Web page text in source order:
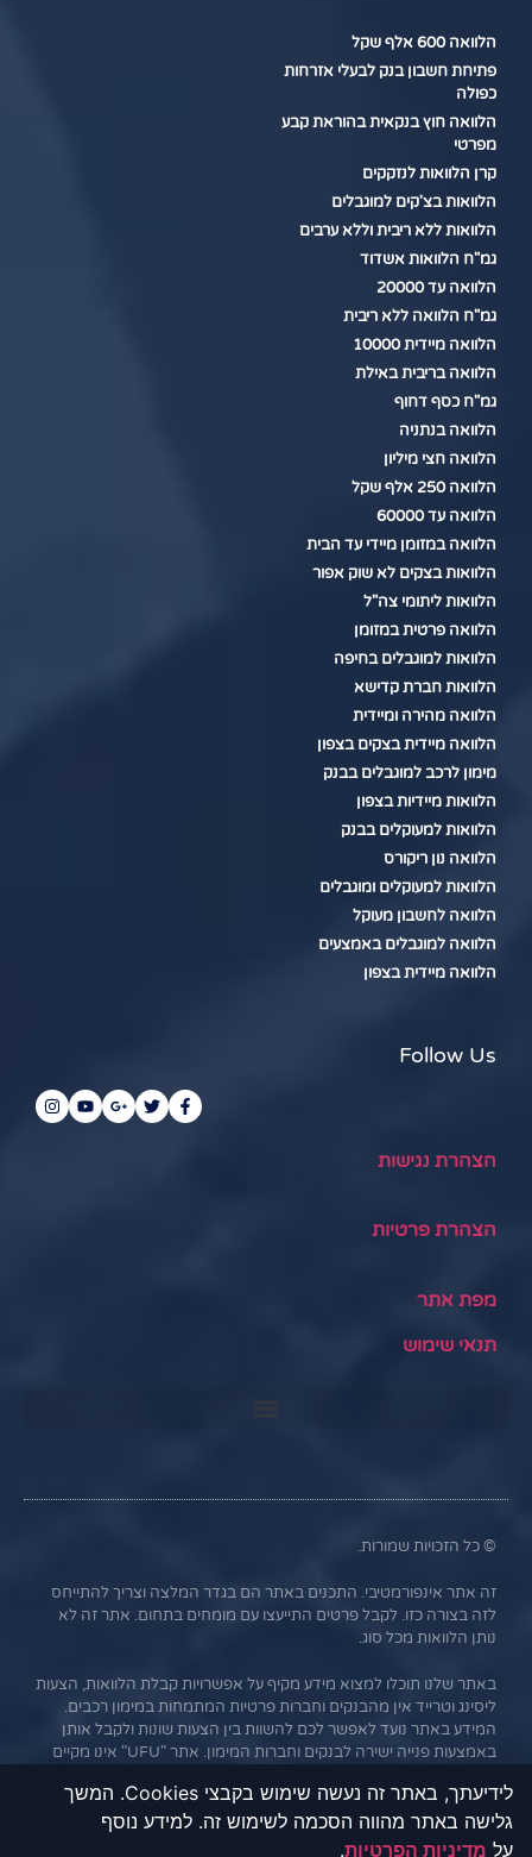
הלוואה 600 אלף שקל
פתיחת חשבון בנק לבעלי אזרחות
כפולה
הלוואה חוץ בנקאית בהוראת קבע
מפרטי
קרן הלוואות לנזקקים
הלוואות בצ'קים למוגבלים
הלוואות ללא ריבית וללא ערבים
גמ"ח הלוואות אשדוד
הלוואה עד 20000
גמ"ח הלוואה ללא ריבית
הלוואה מיידית 10000
הלוואה בריבית באילת
גמ"ח כסף דחוף
הלוואה בנתניה
הלוואה חצי מיליון
הלוואה 250 אלף שקל
הלוואה עד 60000
הלוואה במזומן מיידי עד הבית
הלוואות בצקים לא שוק אפור
הלוואות ליתומי צה"ל
הלוואה פרטית במזומן
הלוואות למוגבלים בחיפה
הלוואות חברת קדישא
הלוואה מהירה ומיידית
הלוואה מיידית בצקים בצפון
מימון לרכב למוגבלים בבנק
הלוואות מיידיות בצפון
הלוואות למעוקלים בבנק
הלוואה נון ריקורס
הלוואות למעוקלים ומוגבלים
הלוואה לחשבון מעוקל
הלוואה למוגבלים באמצעים
הלוואה מיידית בצפון
Follow Us
הצהרת נגישות
הצהרת פרטיות
מפת אתר
תנאי שימוש
© כל הזכויות שמורות.
זה אתר אינפורמטיבי. התכנים באתר הם בגדר המלצה וצריך להתייחס
לזה בצורה כזו. לקבל פרטים התייעצו עם מומחים בתחום. אתר זה לא
נותן הלוואות מכל סוג.
באתר שלנו תוכלו למצוא מידע מקיף על אפשרויות קבלת הלוואות, הצעות
ליסינג וטרייד אין מהבנקים וחברות פרטיות המתמחות במימון רכבים.
המידע באתר נועד לאפשר לכם להשוות בין הצעות שונות ולקבל אותן
באמצעות פנייה ישירה לבנקים וחברות המימון. אתר "UFU" אינו מקיים
לגולשים בלבד. חשוב לציין כי אי עמידה בתנאי ההלוואה או בהחזר
האשראי עלול לגרור חיוב בריבית פיגורים והליכי הוצאה לפועל.
לידיעתך, באתר זה נעשה שימוש בקבצי Cookies. המשך
גלישה באתר מהווה הסכמה לשימוש זה. למידע נוסף
על מדיניות הפרטיות.